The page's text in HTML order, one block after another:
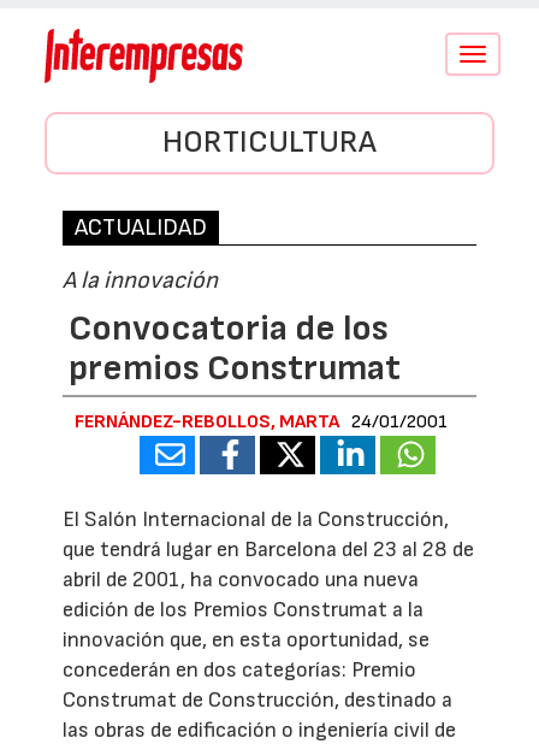
Conmutar
HORTICULTURA
ACTUALIDAD
A la innovación
Convocatoria de los
premios Construmat
FERNÁNDEZ-REBOLLOS, MARTA 24/01/2001
El Salón Internacional de la Construcción,
que tendrá lugar en Barcelona del 23 al 28 de
abril de 2001, ha convocado una nueva
edición de los Premios Construmat a la
innovación que, en esta oportunidad, se
concederán en dos categorías: Premio
Construmat de Construcción, destinado a
las obras de edificación o ingeniería civil de